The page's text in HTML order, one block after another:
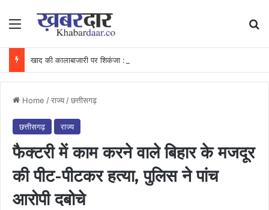
Menu
Home /राज्य /छत्तीसगढ़
छत्तीसगढ़ राज्य
फैक्टरी में काम करने वाले बिहार के मजदूर
की पीट-पीटकर हत्या, पुलिस ने पांच
आरोपी दबोचे